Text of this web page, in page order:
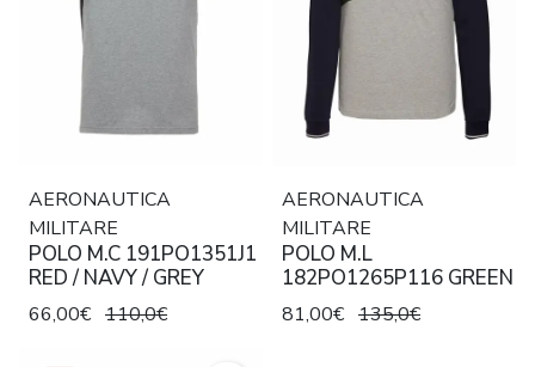
AERONAUTICA
MILITARE
POLO M.C 191PO1351J1
RED / NAVY / GREY
66,00€ 110,0€
AERONAUTICA
MILITARE
POLO M.L
182PO1265P116 GREEN
81,00€ 135,0€